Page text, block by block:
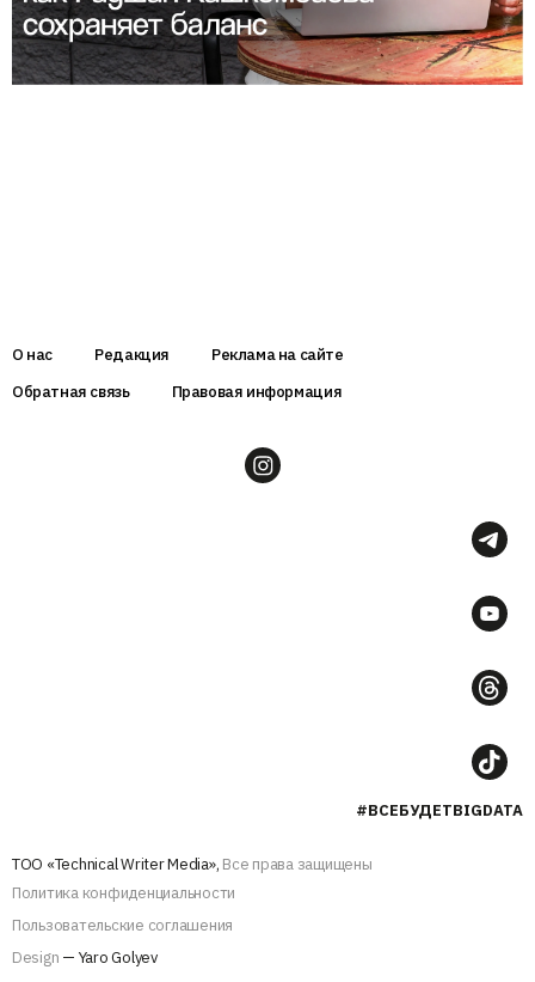
О нас Редакция
Реклама на сайте
Обратная связь
Правовая информация
#ВСЕБУДЕТBIGDATA
ТОО «Technical Writer Media», Все права защищены
Политика конфиденциальности
Пользовательские соглашения
Design — Yaro Golyev